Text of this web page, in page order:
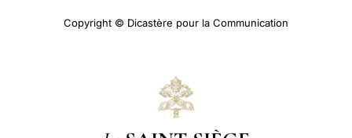
Copyright © Dicastère pour la Communication